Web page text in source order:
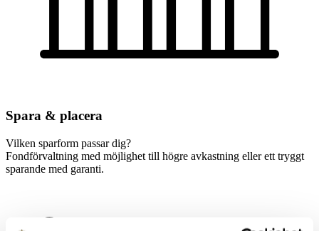
Spara­ & placera
Vilken sparform passar dig?
Fondförvaltning med möjlighet till högre avkastning eller ett tryggt
sparande med garanti.